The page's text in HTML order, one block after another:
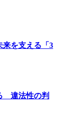
を支える「3
違法性の判